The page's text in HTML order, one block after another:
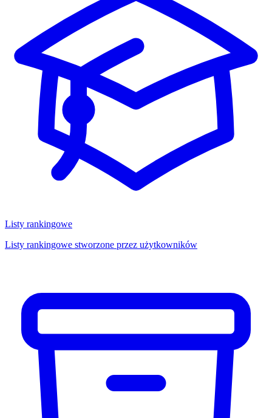
Listy rankingowe
Listy rankingowe stworzone przez użytkowników